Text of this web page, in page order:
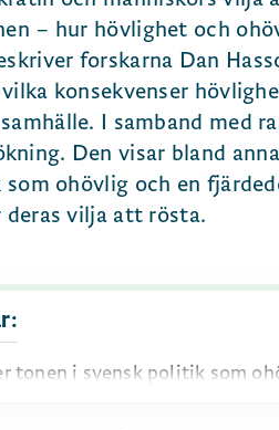
– hur hövlighet och
forskarna Dan
konsekvenser
I samband med
Den visar bland
ohövlig och en
deras vilja att rösta.
tonen i svensk politik som